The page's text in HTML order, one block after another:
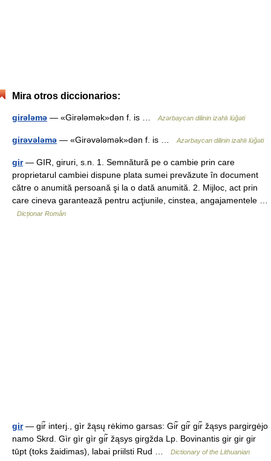
Mira otros diccionarios:
girələmə — «Girələmək»dən f. is … Azərbaycan dilinin izahlı lüğəti
girəvələmə — «Girəvələmək»dən f. is … Azərbaycan dilinin izahlı lüğəti
gir— GIR, giruri, s.n. 1. Semnătură pe o cambie prin care
proprietarul cambiei dispune plata sumei prevăzute în document
către o anumită persoană şi la o dată anumită. 2. Mijloc, act prin
care cineva garantează pentru acţiunile, cinstea, angajamentele …
Dicționar Român
gir— gir̃ interj., gìr žąsų rėkimo garsas: Gir̃ gir̃ gir̃ žąsys pargirgėjo
namo Skrd. Gìr gìr gìr gir̃ žąsys girgžda Lp. Bovinantis gir gir gir
tūpt (toks žaidimas), labai priilsti Rud …
Dictionary of the Lithuanian